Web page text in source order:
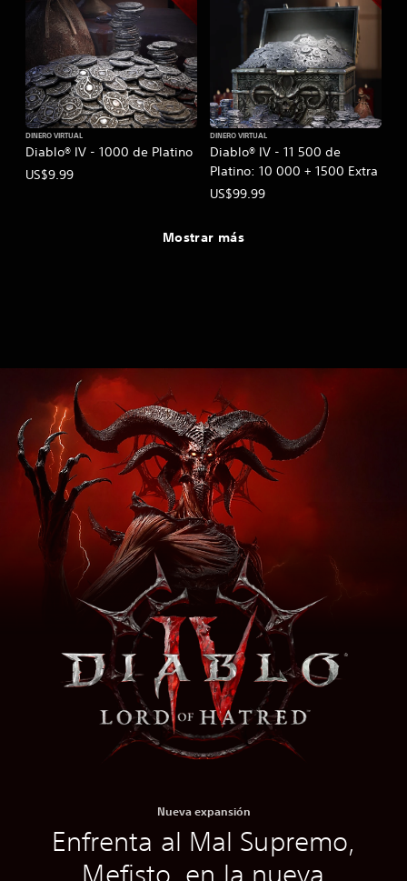
Diablo® IV - 1000 de Platino
DINERO VIRTUAL
US$9.99
Diablo® IV - 11 500 de
Platino: 10 000 + 1500 Extra
DINERO VIRTUAL
US$99.99
Mostrar más
Nueva expansión
Enfrenta al Mal Supremo,
Mefisto, en la nueva